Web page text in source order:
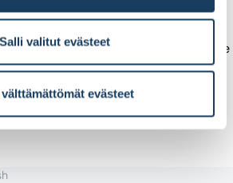
Salli valitut evästeet
välttämättömät evästeet
more information about our
have any questions, don’t hesitate